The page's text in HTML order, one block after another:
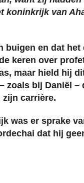
koninkrijk van
buigen en dat het
keren over
maar hield hij
zoals bij Daniël –
carrière.
was er sprake
dat hij